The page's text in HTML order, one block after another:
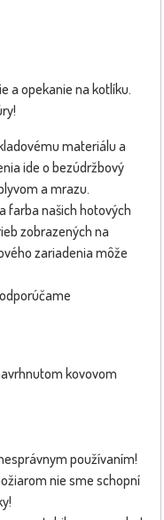
a opekanie na kotlíku.
materiálu a
ide o bezúdržbový
a mrazu.
farba našich hotových
zobrazených na
zariadenia môže
kovovom
používaním!
nie sme schopní